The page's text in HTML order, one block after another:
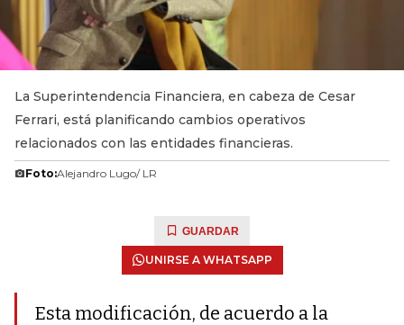
La Superintendencia Financiera, en cabeza de Cesar
Ferrari, está planificando cambios operativos
relacionados con las entidades financieras.
Foto:Alejandro Lugo/ LR
GUARDAR
UNIRSE A WHATSAPP
Esta modificación, de acuerdo a la